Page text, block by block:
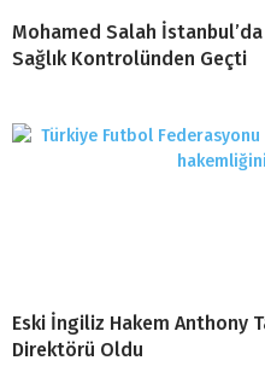
Mohamed Salah İstanbul’da
Sağlık Kontrolünden Geçti
Eski İngiliz Hakem Anthony
Direktörü Oldu